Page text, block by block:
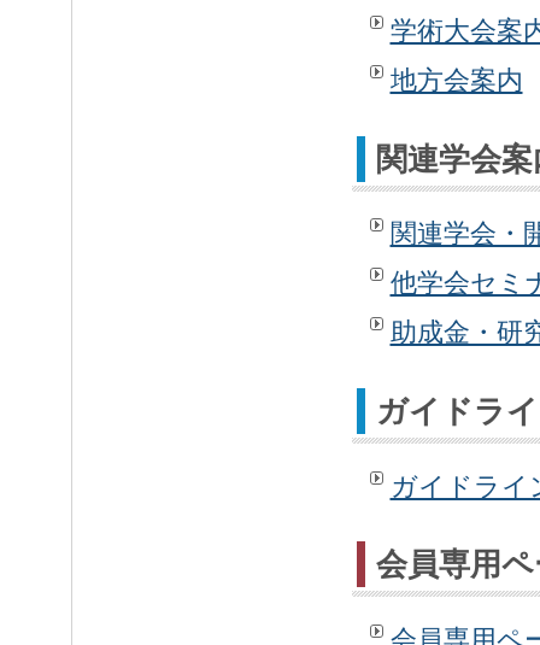
学術大会案
地方会案内
関連学会案
関連学会・
他学会セミ
助成金・研
ガイドラ
ガイドライ
会員専用